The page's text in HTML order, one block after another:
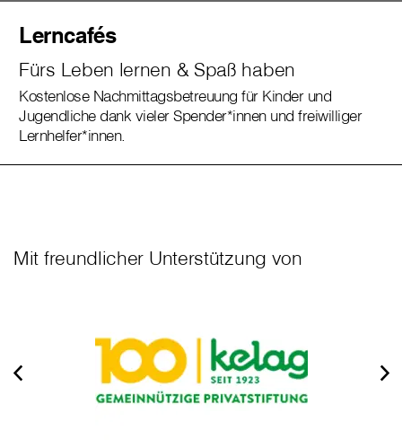
Lerncafés
Fürs Leben lernen & Spaß haben
Kostenlose Nachmittagsbetreuung für Kinder und
Jugendliche dank vieler Spender*innen und freiwilliger
Lernhelfer*innen.
Mit freundlicher Unterstützung von